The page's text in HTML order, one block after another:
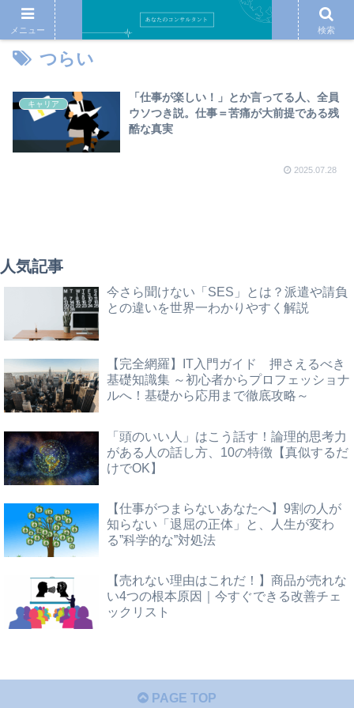
つらい
キャリア
「仕事が楽しい！」とか言ってる人、全員
ウソつき説。仕事＝苦痛が大前提である残
酷な真実
2025.07.28
人気記事
今さら聞けない「SES」とは？派遣や請負
との違いを世界一わかりやすく解説
【完全網羅】IT入門ガイド 押さえるべき
基礎知識集 ～初心者からプロフェッショナ
ルへ！基礎から応用まで徹底攻略～
「頭のいい人」はこう話す！論理的思考力
がある人の話し方、10の特徴【真似するだ
けでOK】
【仕事がつまらないあなたへ】9割の人が
知らない「退屈の正体」と、人生が変わ
る”科学的な”対処法
【売れない理由はこれだ！】商品が売れな
い4つの根本原因｜今すぐできる改善チェ
ックリスト
PAGE TOP
メニュー 検索